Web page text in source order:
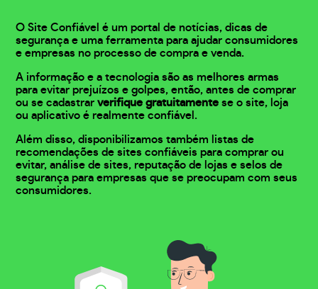
O Site Confiável é um portal de notícias, dicas de
segurança e uma ferramenta para ajudar consumidores
e empresas no processo de compra e venda.
A informação e a tecnologia são as melhores armas
para evitar prejuízos e golpes, então, antes de comprar
ou se cadastrarverifique gratuitamente se o site, loja
ou aplicativo é realmente confiável.
Além disso, disponibilizamos também listas de
recomendações de sites confiáveis para comprar ou
evitar, análise de sites, reputação de lojas e selos de
segurança para empresas que se preocupam com seus
consumidores.